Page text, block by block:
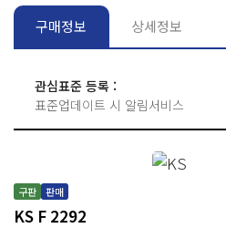
구매정보 상세정보
관심표준 등록 :
표준업데이트 시 알림서비스
구판 판매
KS F 2292